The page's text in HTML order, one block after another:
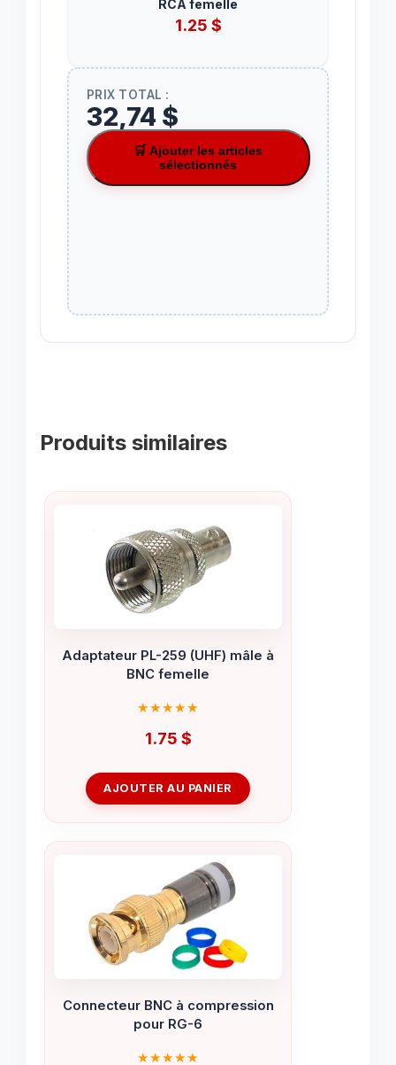
RCA femelle
1.25 $
PRIX TOTAL :
32,74 $
🛒 Ajouter les articles
sélectionnés
Produits similaires
Adaptateur PL-259 (UHF) mâle à
BNC femelle
1.75 $
AJOUTER AU PANIER
Connecteur BNC à compression
pour RG-6